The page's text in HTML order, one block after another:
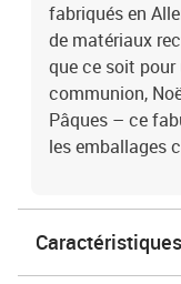
fabriqués en
de matériaux
que ce soit pour
communion,
Pâques – ce
les emballages
Caractéristiques